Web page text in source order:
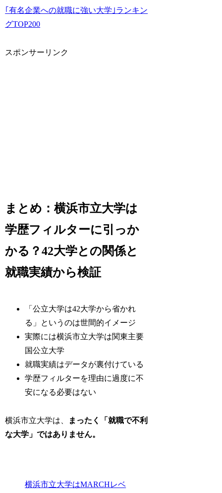
｢有名企業への就職に強い大学｣ランキン
グTOP200
スポンサーリンク
まとめ：横浜市立大学は
学歴フィルターに引っか
かる？42大学との関係と
就職実績から検証
「公立大学は42大学から省かれ
る」というのは世間的イメージ
実際には横浜市立大学は関東主要
国公立大学
就職実績はデータが裏付けている
学歴フィルターを理由に過度に不
安になる必要はない
横浜市立大学は、
まったく「就職で不利
な大学」ではありません。
横浜市立大学はMARCHレベ